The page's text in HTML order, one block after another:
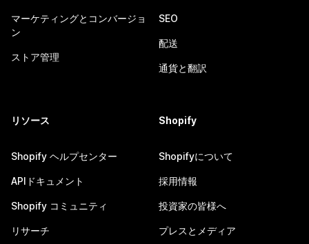
マーケティングとコンバージョ
ン
ストア管理
SEO
配送
通貨と翻訳
リソース
Shopify ヘルプセンター
APIドキュメント
Shopify コミュニティ
リサーチ
Shopify
Shopifyについて
採用情報
投資家の皆様へ
プレスとメディア